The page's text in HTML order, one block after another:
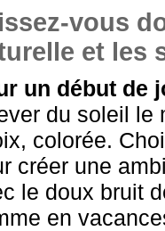
vous
et les
un début de
du soleil le
colorée.
créer une
le doux bruit
en